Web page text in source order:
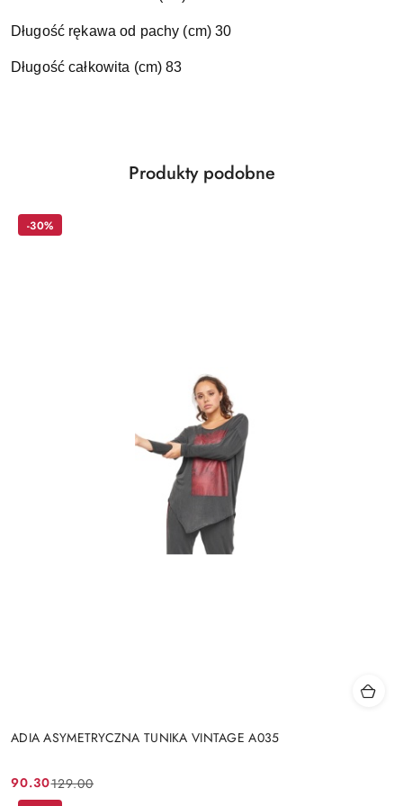
Długość rękawa od pachy (cm) 30
Długość całkowita (cm) 83
Pomiń karuzelę produktów
Produkty
Produkty podobne
ADIA ASYMETRYCZNA TUNIKA VINTAGE A035
Cena
90.30
Cena 129.00
-30%